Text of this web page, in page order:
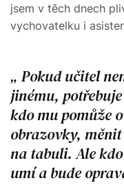
jsem v těch dnech
vychovatelku i
Pokud učitel
jinému,
kdo mu pomůže
obrazovky,
na tabuli. Ale
umí a bude